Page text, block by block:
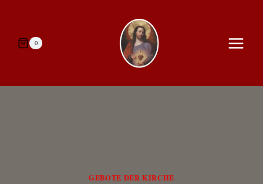
springen0
GEBOTE DER KIRCHE